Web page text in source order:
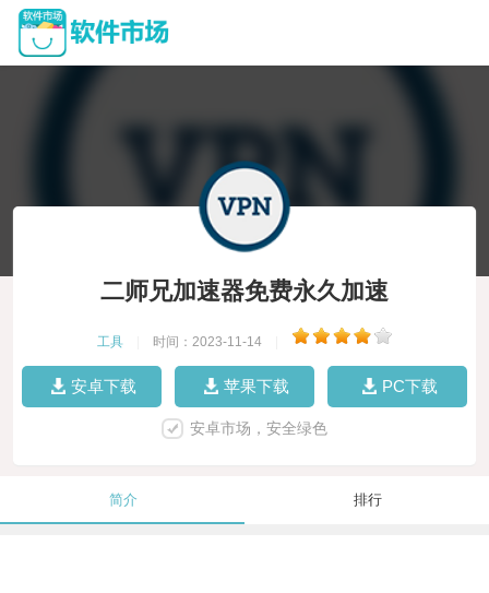
二师兄加速器免费永久加速
工具 时间：2023-11-14
安卓下载 苹果下载 PC下载
安卓市场，安全绿色
简介 排行